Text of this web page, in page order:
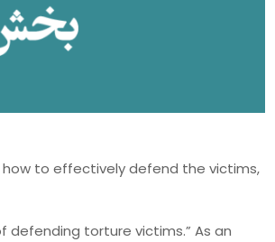
to effectively defend the victims,
torture victims.” As an